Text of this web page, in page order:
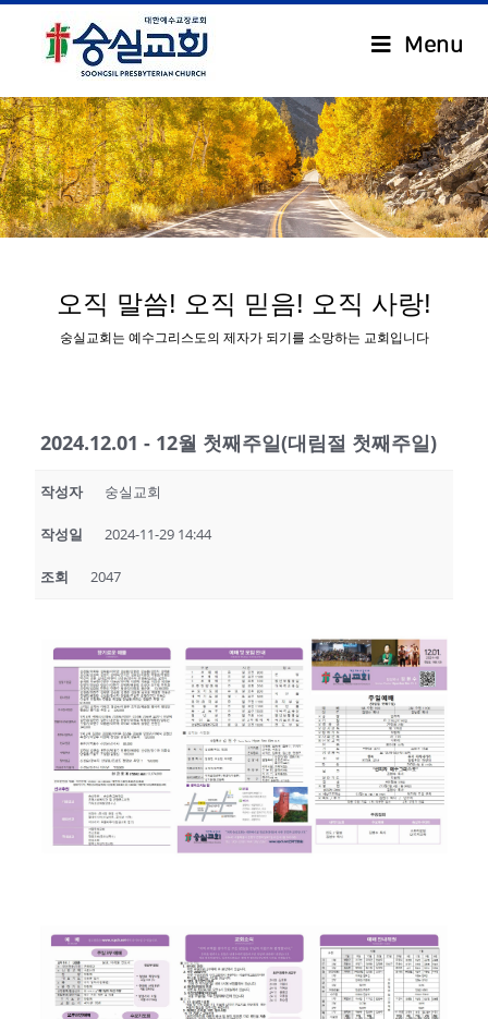
Menu
.
오직 말씀! 오직 믿음! 오직 사랑!
숭실교회는 예수그리스도의 제자가 되기를 소망하는 교회입니다
2024.12.01 - 12월 첫째주일(대림절 첫째주일)
작성자 숭실교회
작성일 2024-11-29 14:44
조회 2047